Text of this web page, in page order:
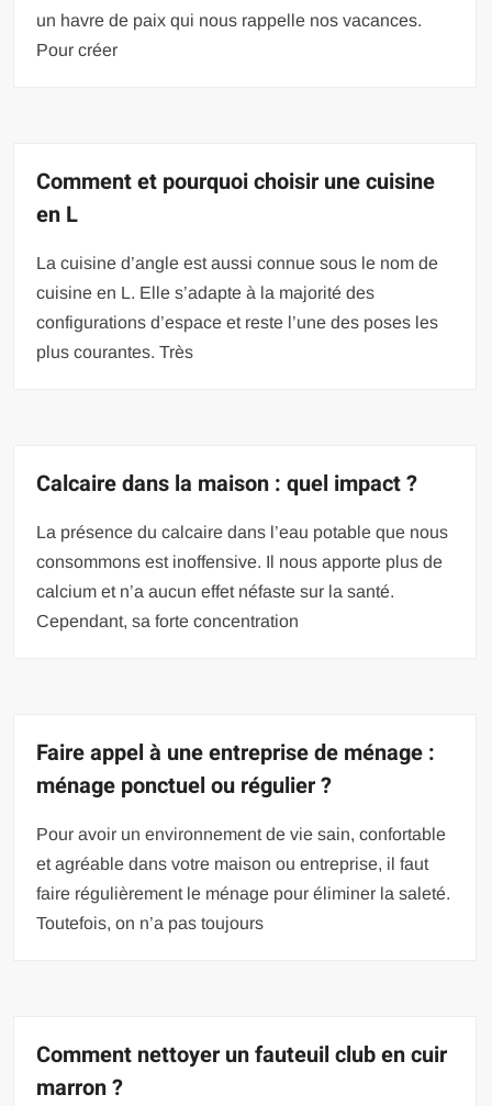
un havre de paix qui nous rappelle nos vacances.
Pour créer
Comment et pourquoi choisir une cuisine
en L
La cuisine d’angle est aussi connue sous le nom de
cuisine en L. Elle s’adapte à la majorité des
configurations d’espace et reste l’une des poses les
plus courantes. Très
Calcaire dans la maison : quel impact ?
La présence du calcaire dans l’eau potable que nous
consommons est inoffensive. Il nous apporte plus de
calcium et n’a aucun effet néfaste sur la santé.
Cependant, sa forte concentration
Faire appel à une entreprise de ménage :
ménage ponctuel ou régulier ?
Pour avoir un environnement de vie sain, confortable
et agréable dans votre maison ou entreprise, il faut
faire régulièrement le ménage pour éliminer la saleté.
Toutefois, on n’a pas toujours
Comment nettoyer un fauteuil club en cuir
marron ?